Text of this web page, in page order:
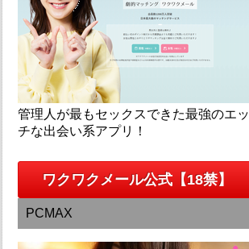
管理人が最もセックスできた最強のエッ
チな出会い系アプリ！
ワクワクメール公式【18禁】
PCMAX